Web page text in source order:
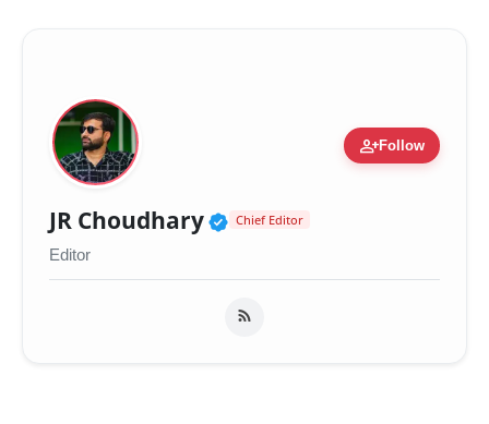
person_addFollow
JR Choudhary Verified Public Figure
Chief Editor
Editor